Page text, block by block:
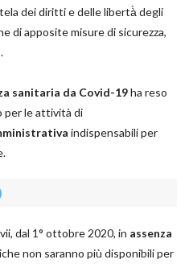
dei diritti e delle libertà̀ degli
di apposite misure di sicurezza,
sanitaria da Covid-19ha reso
per le attività di
indispensabili per
dal 1° ottobre 2020, in assenza
non saranno più disponibili per